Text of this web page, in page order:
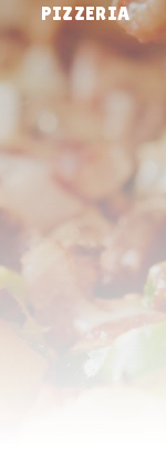
PIZZERIA